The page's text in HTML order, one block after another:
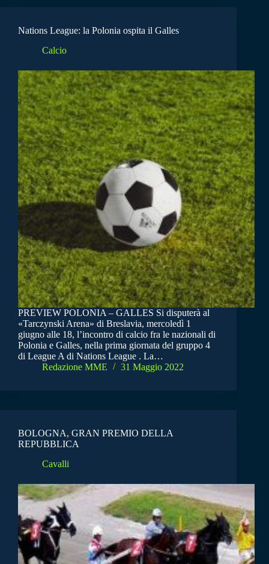
Nations League: la Polonia ospita il Galles
Calcio
PREVIEW POLONIA – GALLES Si disputerà al
«Tarczynski Arena» di Breslavia, mercoledì 1
giugno alle 18, l’incontro di calcio fra le nazionali di
Polonia e Galles, nella prima giornata del gruppo 4
di League A di Nations League . La…
Redazione MME
31 Maggio 2022
BOLOGNA, GRAN PREMIO DELLA
REPUBBLICA
Cavalli